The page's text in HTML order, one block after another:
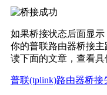
如果桥接状态后面显
你的普联路由器桥接
读下面的文章，查看具
普联(tplink)路由器桥接